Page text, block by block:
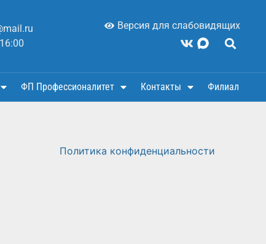
Версия для слабовидящих
ФП Профессионалитет Контакты Филиал
Политика конфиденциальности